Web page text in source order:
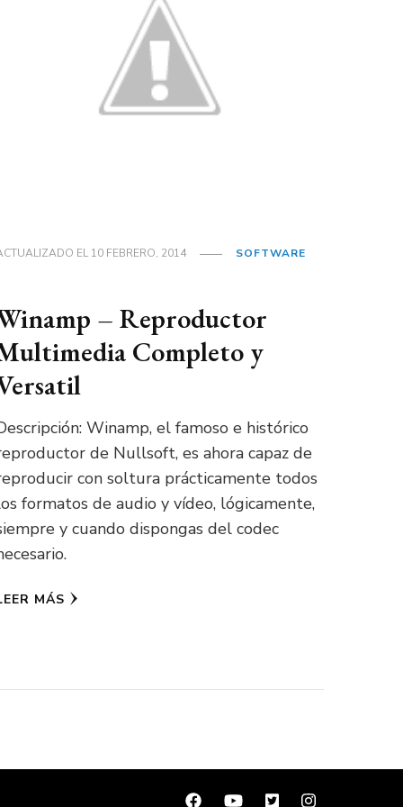
EL10 FEBRERO, 2014 SOFTWARE
– Reproductor
Completo y
Winamp, el famoso e histórico
de Nullsoft, es ahora capaz de
con soltura prácticamente todos
formatos de audio y vídeo, lógicamente,
y cuando dispongas del codec
MÁS